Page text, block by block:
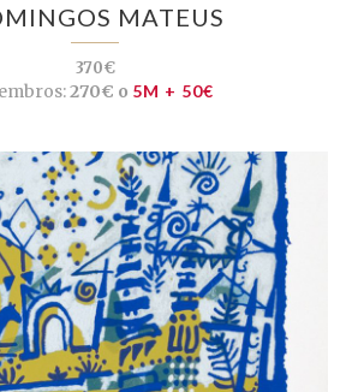
MATEUS
370€
270€ o 5M + 50€